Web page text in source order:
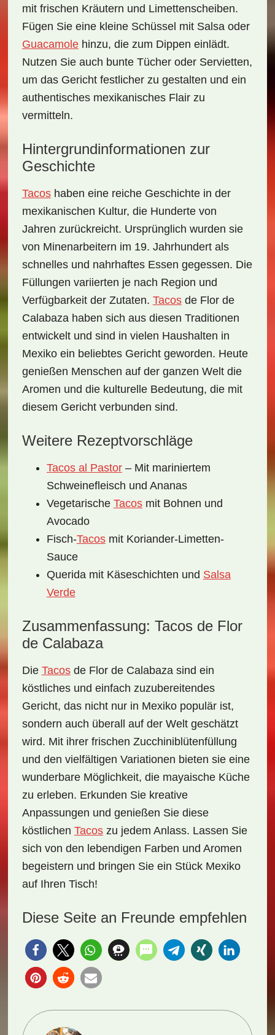
mit frischen Kräutern und Limettenscheiben.
Fügen Sie eine kleine Schüssel mit Salsa oder
Guacamolehinzu, die zum Dippen einlädt.
Nutzen Sie auch bunte Tücher oder Servietten,
um das Gericht festlicher zu gestalten und ein
authentisches mexikanisches Flair zu
vermitteln.
Hintergrundinformationen zur
Geschichte
Tacoshaben eine reiche Geschichtein der
mexikanischen Kultur, die Hunderte von
Jahren zurückreicht. Ursprünglich wurden sie
von Minenarbeitern im 19. Jahrhundert als
schnelles und nahrhaftes Essen gegessen. Die
Füllungen variierten je nach Region und
Verfügbarkeit der Zutaten. Tacosde Flor de
Calabaza haben sich aus diesen Traditionen
entwickelt und sind in vielen Haushalten in
Mexiko ein beliebtes Gericht geworden. Heute
genießen Menschen auf der ganzen Welt die
Aromen und die kulturelle Bedeutung, die mit
diesem Gericht verbunden sind.
Weitere Rezeptvorschläge
Tacos al Pastor– Mit mariniertem
Schweinefleisch und Ananas
Vegetarische Tacosmit Bohnen und
Avocado
Fisch-Tacosmit Koriander-Limetten-
Sauce
Querida mit Käseschichten und Salsa
Verde
Zusammenfassung: Tacos de Flor
de Calabaza
Die Tacosde Flor de Calabazasind ein
köstliches und einfach zuzubereitendes
Gericht, das nicht nur in Mexiko populär ist,
sondern auch überall auf der Welt geschätzt
wird. Mit ihrer frischen Zucchiniblütenfüllung
und den vielfältigen Variationen bieten sie eine
wunderbare Möglichkeit, die mayaische Küche
zu erleben. Erkunden Sie kreative
Anpassungen und genießen Sie diese
köstlichen Tacoszu jedem Anlass. Lassen Sie
sich von den lebendigen Farben und Aromen
begeistern und bringen Sie ein Stück Mexiko
auf Ihren Tisch!
Diese Seite an Freunde empfehlen